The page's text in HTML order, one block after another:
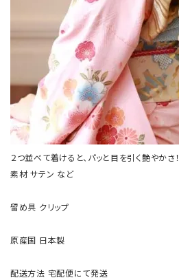
２つ並べて着けると、パッと目を引く艶やかさ！
素材サテン など
留め具 クリップ
原産国 日本製
配送方法 宅配便にて発送